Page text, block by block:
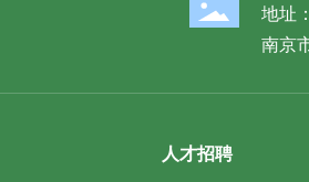
地址：
南京
人才招聘